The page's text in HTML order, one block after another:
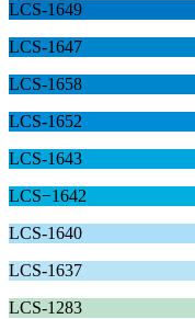
LCS-1649
LCS-1647
LCS-1658
LCS-1652
LCS-1643
LCS−1642
LCS-1640
LCS-1637
LCS-1283